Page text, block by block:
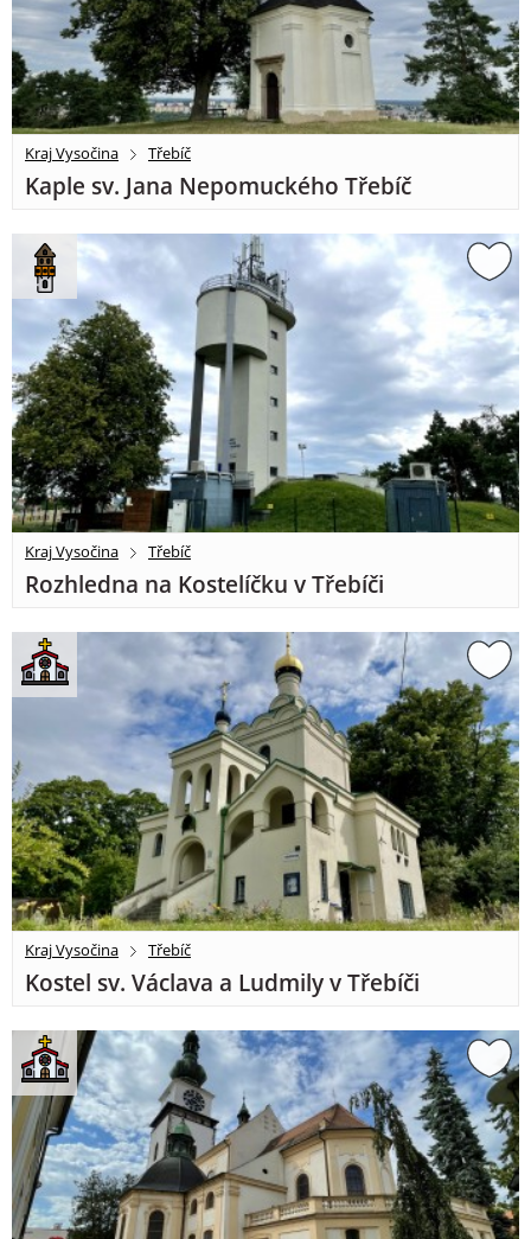
Kraj Vysočina Třebíč
Kaple sv. Jana Nepomuckého Třebíč
Kraj Vysočina Třebíč
Rozhledna na Kostelíčku v Třebíči
Kraj Vysočina Třebíč
Kostel sv. Václava a Ludmily v Třebíči